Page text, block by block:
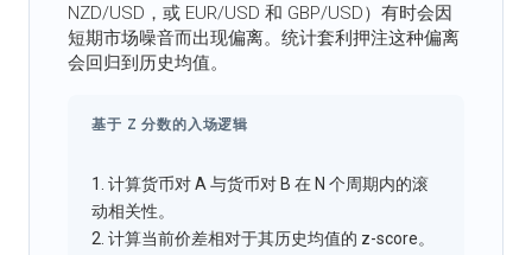
NZD/USD，或 EUR/USD 和 GBP/USD）有时会因
短期市场噪音而出现偏离。统计套利押注这种偏离
会回归到历史均值。
基于 Z 分数的入场逻辑
1. 计算货币对 A 与货币对 B 在 N 个周期内的滚
动相关性。
2. 计算当前价差相对于其历史均值的 z-score。